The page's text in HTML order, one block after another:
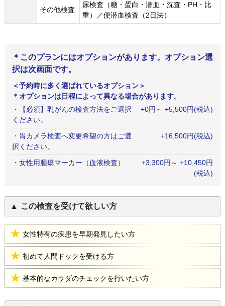
その他検査
尿検査（糖・蛋白・潜血・沈査・PH・比
重）／便潜血検査（2日法）
＊このプランにはオプションがあります。オプション選
択は次画面です。
＜予約時に多く選ばれているオプション＞
＊オプションは日程によって異なる場合があります。
・
【必須】乳がんの検査方法をご選択
ください。
+0円 ～ +5,500円(税込)
・ 胃カメラ検査へ変更希望の方はご選
択ください。
+16,500円(税込)
・ 女性用腫瘍マーカー（血液検査） +3,300円 ～ +10,450円
(税込)
この検査を受けて欲しい方
女性特有の疾患を早期発見したい方
初めて人間ドックを受ける方
基本的なカラダのチェックを行いたい方